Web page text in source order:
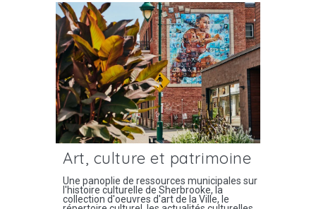
Art, culture et patrimoine
Une panoplie de ressources municipales sur
l'histoire culturelle de Sherbrooke, la
collection d'oeuvres d'art de la Ville, le